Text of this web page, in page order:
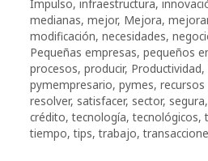
Impulso, infraestructura,
medianas, mejor, Mejora, mejorar
modificación, necesidades,
Pequeñas empresas, pequeños
procesos, producir, Productividad,
pymempresario, pymes,
resolver, satisfacer, sector, segura,
crédito,tecnología,tecnológicos,
tiempo,tips,trabajo,